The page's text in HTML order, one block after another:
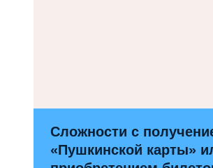
Сложности с
«Пушкинской карты»